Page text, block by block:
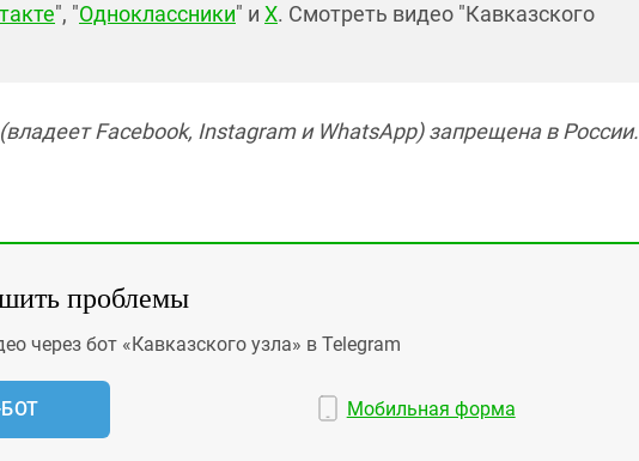
", "Одноклассники" и X. Смотреть видео "Кавказского
Facebook, Instagram и WhatsApp) запрещена в России.
проблемы
через бот «Кавказского узла» в Telegram
БОТ Мобильная форма